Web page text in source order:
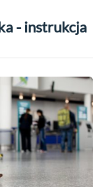
- instrukcja